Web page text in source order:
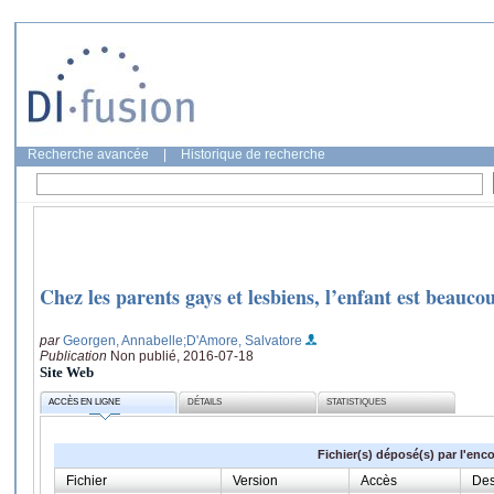
Recherche avancée Historique de recherche
Chez les parents gays et lesbiens, l’enfant est
parGeorgen, Annabelle;D'Amore, Salvatore
Publication Non publié, 2016-07-18
Site Web
ACCÈS EN LIGNE DÉTAILS STATISTIQUES
Fichier(s) déposé(s) par
Fichier Version Accès